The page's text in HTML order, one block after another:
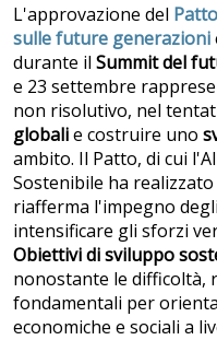
L'approvazione del
sulle future generazioni
durante il Summit del
e 23 settembre
non risolutivo, nel
globalie costruire uno
ambito. Il Patto, di cui
Sostenibile ha
riafferma l'impegno degli
intensificare gli sforzi
Obiettivi di sviluppo
nonostante le difficoltà,
fondamentali per
economiche e sociali a